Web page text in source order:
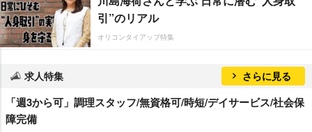
引”のリアル
オリコンタイアップ特集
求人特集 さらに見る
「週3から可」調理スタッフ/無資格可/時短/デイサービス/社会保
障完備